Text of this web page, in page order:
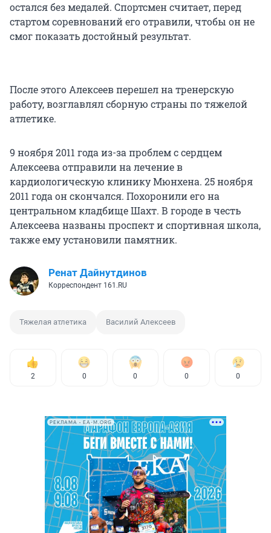
остался без медалей. Спортсмен считает, перед
стартом соревнований его отравили, чтобы он не
смог показать достойный результат.
После этого Алексеев перешел на тренерскую
работу, возглавлял сборную страны по тяжелой
атлетике.
9 ноября 2011 года из-за проблем с сердцем
Алексеева отправили на лечение в
кардиологическую клинику Мюнхена. 25 ноября
2011 года он скончался. Похоронили его на
центральном кладбище Шахт. В городе в честь
Алексеева названы проспект и спортивная школа,
также ему установили памятник.
Ренат Дайнутдинов
Корреспондент 161.RU
Тяжелая атлетика Василий Алексеев
2 0 0 0 0
РЕКЛАМА • EA-M.ORG